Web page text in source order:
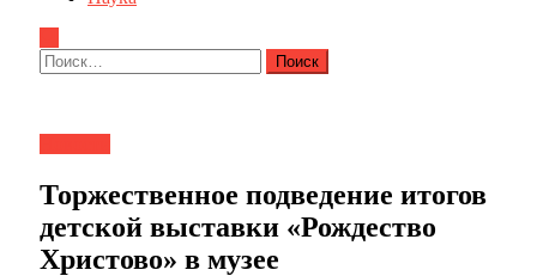
Найти:
Торжественное подведение итогов
детской выставки «Рождество
Христово» в музее